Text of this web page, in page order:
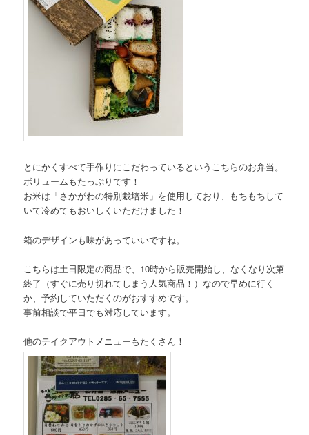
とにかくすべて手作りにこだわっているというこちらのお弁当。
ボリュームもたっぷりです！
お米は「さかがわの特別栽培米」を使用しており、もちもちして
いて冷めてもおいしくいただけました！
箱のデザインも味があっていいですね。
こちらは土日限定の商品で、10時から販売開始し、なくなり次第
終了（すぐに売り切れてしまう人気商品！）なので早めに行く
か、予約していただくのがおすすめです。
事前相談で平日でも対応しています。
他のテイクアウトメニューもたくさん！